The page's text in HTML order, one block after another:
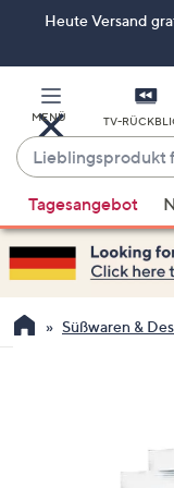
ZumHeute Versand
MENÜ TV-
Lieblingsprodukt
finden
Vorschläge
verfügbar
sind,
verwenden
Sie
Tagesangebot
Süßwaren &